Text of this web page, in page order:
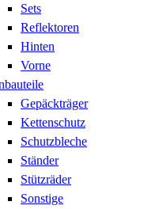
Sets
Reflektoren
Hinten
Vorne
Gepäckträger
Kettenschutz
Schutzbleche
Ständer
Stützräder
Sonstige